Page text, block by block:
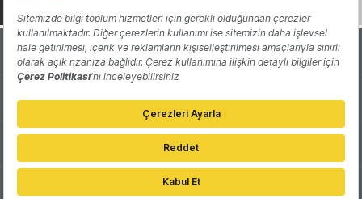
Hakkında Yazarlar
Katkıda Bulun Reklam